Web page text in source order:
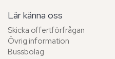
Lär känna oss
Skicka offertförfrågan
Övrig information
Bussbolag